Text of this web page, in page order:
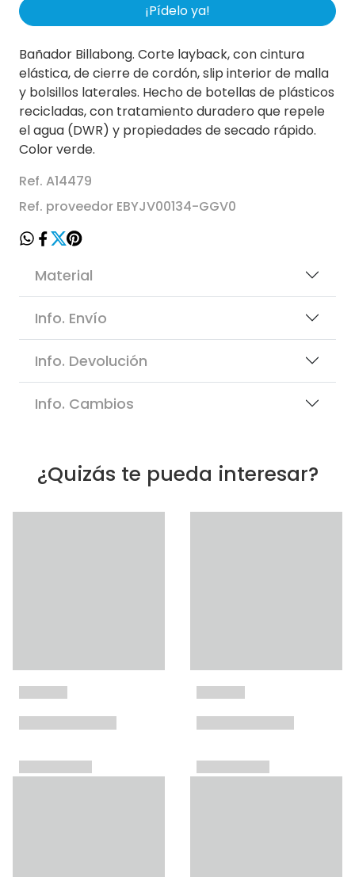
¡Pídelo ya!
Bañador Billabong. Corte layback, con cintura
elástica, de cierre de cordón, slip interior de malla
y bolsillos laterales. Hecho de botellas de plásticos
recicladas, con tratamiento duradero que repele
el agua (DWR) y propiedades de secado rápido.
Color verde.
Ref. A14479
Ref. proveedor EBYJV00134-GGV0
Material
Info. Envío
Info. Devolución
Info. Cambios
¿Quizás te pueda interesar?